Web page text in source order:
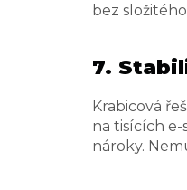
bez
7.
Krabicová
na tisících
nároky.